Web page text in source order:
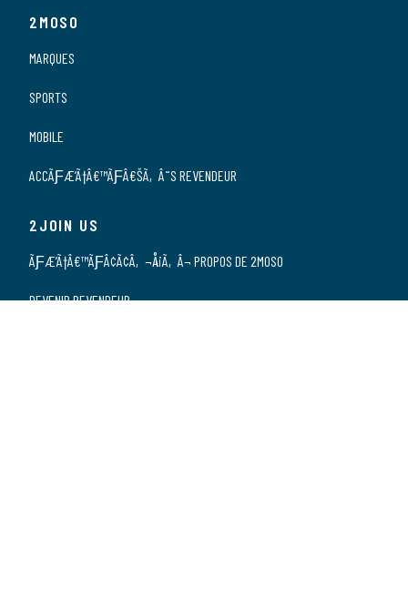
2MOSO
MARQUES
SPORTS
MOBILE
ACCÃƑÆ’Ã†Â€™ÃƑÂ€ŠÃ‚Â¨S REVENDEUR
2JOIN US
ÃƑÆ’Ã†Â€™ÃƑÂ¢Ã¢Â‚¬Å¡Ã‚Â¬ PROPOS DE 2MOSO
DEVENIR REVENDEUR